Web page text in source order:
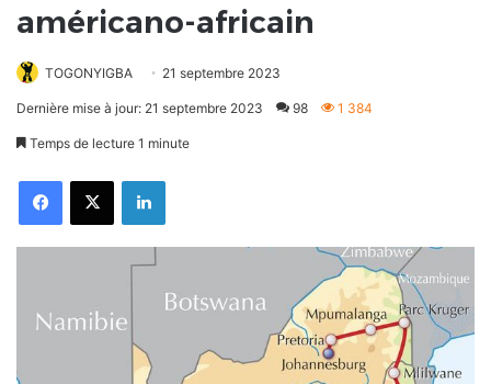
américano-africain
TOGONYIGBA 21 septembre 2023
Dernière mise à jour: 21 septembre 2023 98 1 384
Temps de lecture 1 minute
FacebookX Linkedin